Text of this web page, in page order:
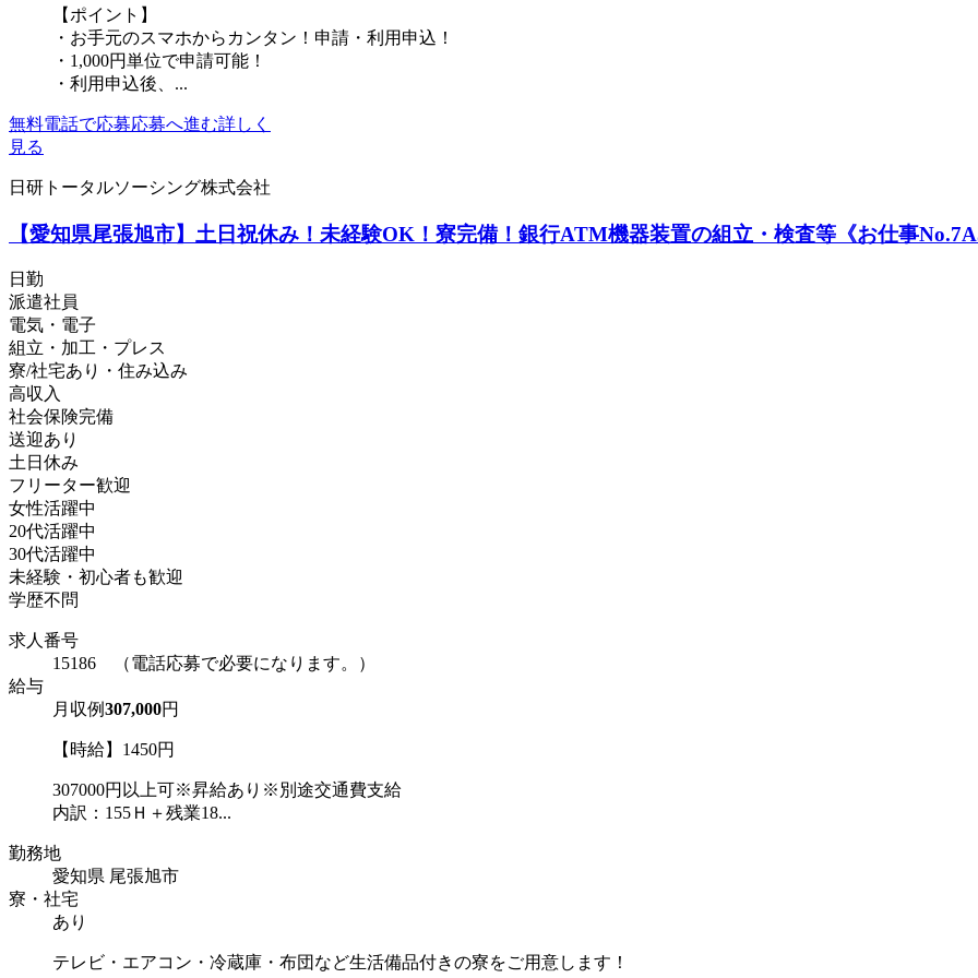
【ポイント】
・お手元のスマホからカンタン！申請・利用申込！
・1,000円単位で申請可能！
・利用申込後、...
無料電話で応募応募へ進む詳しく
見る
日研トータルソーシング株式会社
【愛知県尾張旭市】土日祝休み！未経験OK！寮完備！銀行ATM機器装置の組立・検査等《お仕事
日勤
派遣社員
電気・電子
組立・加工・プレス
寮/社宅あり・住み込み
高収入
社会保険完備
送迎あり
土日休み
フリーター歓迎
女性活躍中
20代活躍中
30代活躍中
未経験・初心者も歓迎
学歴不問
求人番号
15186 （電話応募で必要になります。）
給与
月収例307,000円
【時給】1450円
307000円以上可※昇給あり※別途交通費支給
内訳：155Ｈ＋残業18...
勤務地
愛知県 尾張旭市
寮・社宅
あり
テレビ・エアコン・冷蔵庫・布団など生活備品付きの寮をご用意します！